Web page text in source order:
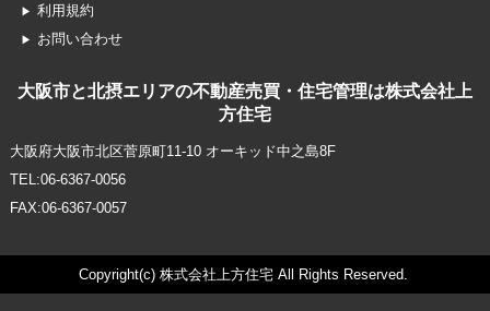
利用規約
お問い合わせ
大阪市と北摂エリアの不動産売買・住宅管理は株式会社上
方住宅
大阪府大阪市北区菅原町11-10 オーキッド中之島8F
TEL:06-6367-0056
FAX:06-6367-0057
Copyright(c) 株式会社上方住宅 All Rights Reserved.